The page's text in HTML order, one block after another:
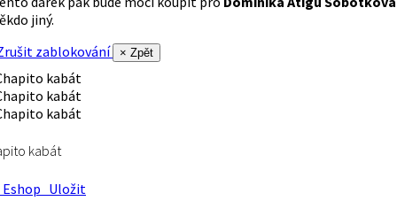
jiný.
zablokování
× Zpět
kabát
Uložit